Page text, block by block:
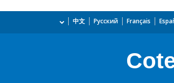
Français
Русский
中文